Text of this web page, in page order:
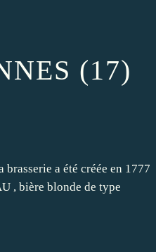
(17)
a été créée en 1777
, bière blonde de type